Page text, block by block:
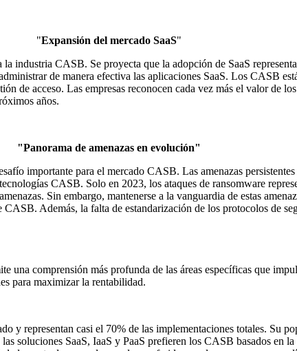
"Expansión del mercado SaaS"
industria CASB. Se proyecta que la adopción de SaaS
de manera efectiva las aplicaciones SaaS. Los CASB
de acceso. Las empresas reconocen cada vez más el valor de
años.
"Panorama de amenazas en evolución"
importante para el mercado CASB. Las amenazas
CASB. Solo en 2023, los ataques de ransomware
Sin embargo, mantenerse a la vanguardia de estas
Además, la falta de estandarización de los protocolos de
comprensión más profunda de las áreas específicas que
para maximizar la rentabilidad.
y representan casi el 70% de las implementaciones totales. Su
soluciones SaaS, IaaS y PaaS prefieren los CASB basados ​​en